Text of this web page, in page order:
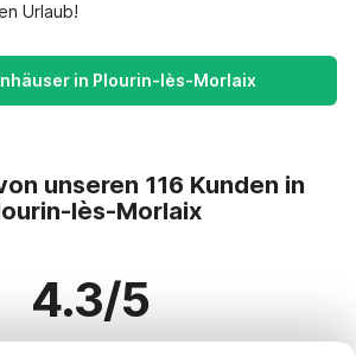
Urlaub!
in Plourin-lès-Morlaix
unseren 116 Kunden in
lès-Morlaix
4.3/5